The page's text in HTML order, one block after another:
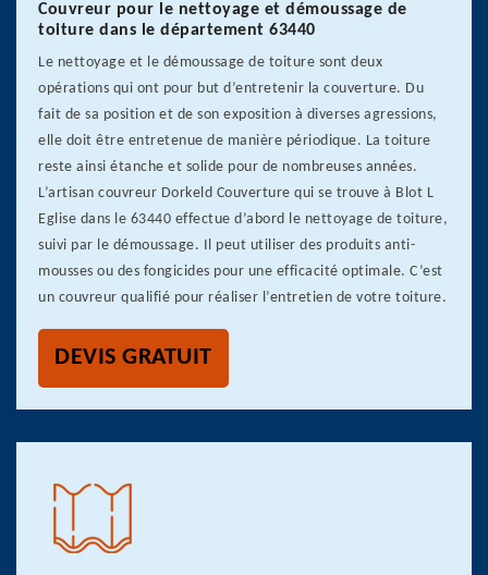
Couvreur pour le nettoyage et démoussage de
toiture dans le département 63440
Le nettoyage et le démoussage de toiture sont deux
opérations qui ont pour but d’entretenir la couverture. Du
fait de sa position et de son exposition à diverses agressions,
elle doit être entretenue de manière périodique. La toiture
reste ainsi étanche et solide pour de nombreuses années.
L’artisan couvreur Dorkeld Couverture qui se trouve à Blot L
Eglise dans le 63440 effectue d’abord le nettoyage de toiture,
suivi par le démoussage. Il peut utiliser des produits anti-
mousses ou des fongicides pour une efficacité optimale. C’est
un couvreur qualifié pour réaliser l’entretien de votre toiture.
DEVIS GRATUIT